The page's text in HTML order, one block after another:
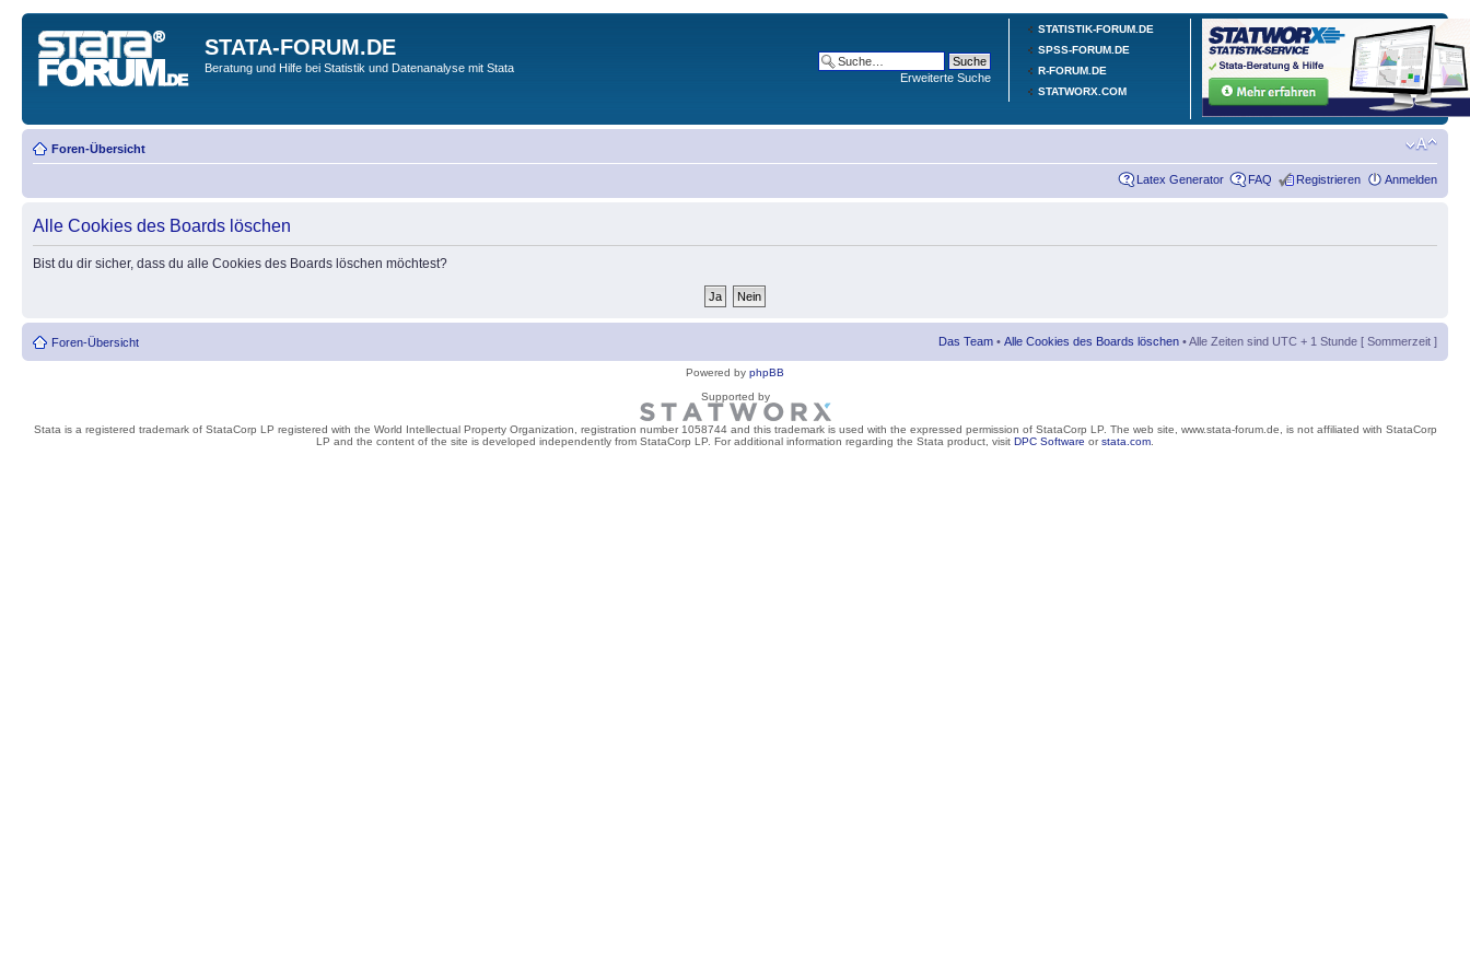
STATISTIK-FORUM.DE
SPSS-FORUM.DE
R-FORUM.DE
STATWORX.COM
STATA-FORUM.DE
Beratung und Hilfe bei Statistik und Datenanalyse mit Stata
Erweiterte Suche
Foren-Übersicht
Latex Generator FAQ Registrieren Anmelden
Alle Cookies des Boards löschen
Bist du dir sicher, dass du alle Cookies des Boards löschen möchtest?
Foren-Übersicht Das Team • Alle Cookies des Boards löschen • Alle Zeiten sind UTC + 1 Stunde [ Sommerzeit ]
Powered by phpBB
Supported by
Stata is a registered trademark of StataCorp LP registered with the World Intellectual Property Organization, registration number 1058744 and this trademark is used with the expressed permission of StataCorp LP. The web site, www.stata-forum.de, is not affiliated with StataCorp
LP and the content of the site is developed independently from StataCorp LP. For additional information regarding the Stata product, visit DPC Software orstata.com